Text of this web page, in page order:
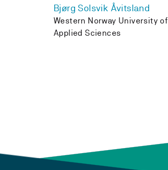
Bjørg Solsvik Åvitsland
Western Norway University of
Applied Sciences